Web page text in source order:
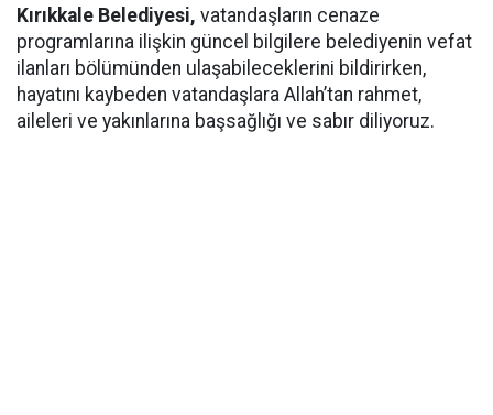
Kırıkkale Belediyesi, vatandaşların cenaze
programlarına ilişkin güncel bilgilere belediyenin vefat
ilanları bölümünden ulaşabileceklerini bildirirken,
hayatını kaybeden vatandaşlara Allah’tan rahmet,
aileleri ve yakınlarına başsağlığı ve sabır diliyoruz.